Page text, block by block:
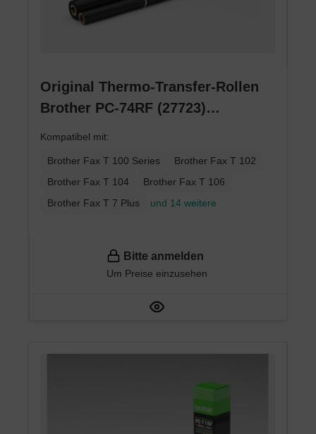
Original Thermo-Transfer-Rollen
Brother PC-74RF (27723)
Kompatibel mit:
Brother Fax T 100 Series
Brother Fax T 102
Brother Fax T 104
Brother Fax T 106
Brother Fax T 7 Plus
und 14 weitere
Bitte anmelden
Um Preise einzusehen